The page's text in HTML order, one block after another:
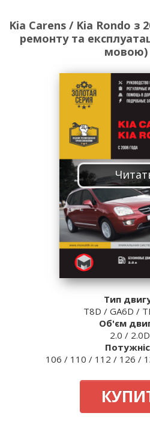
Kia Carens / Kia Rondo з
ремонту та
мовою)
Тип
T8D / GA6D /
Об'єм
2.0 /
106 / 110 / 112 / 126 /